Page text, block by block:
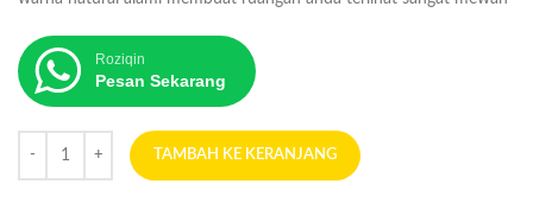
Roziqin
Pesan Sekarang
TAMBAH KE KERANJANG